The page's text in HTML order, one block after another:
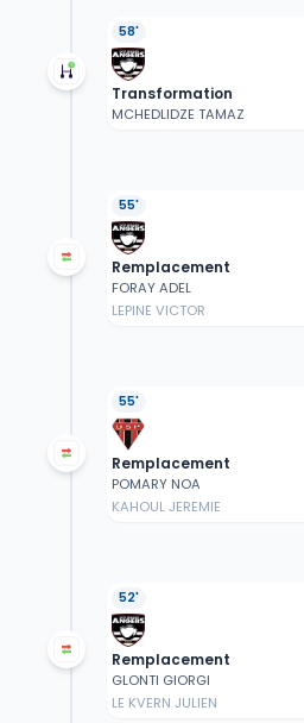
58'
Transformation
MCHEDLIDZE TAMAZ
55'
Remplacement
FORAY ADEL
LEPINE VICTOR
55'
Remplacement
POMARY NOA
KAHOUL JEREMIE
52'
Remplacement
GLONTI GIORGI
LE KVERN JULIEN